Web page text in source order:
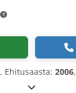
, Ehitusaasta: 2006,